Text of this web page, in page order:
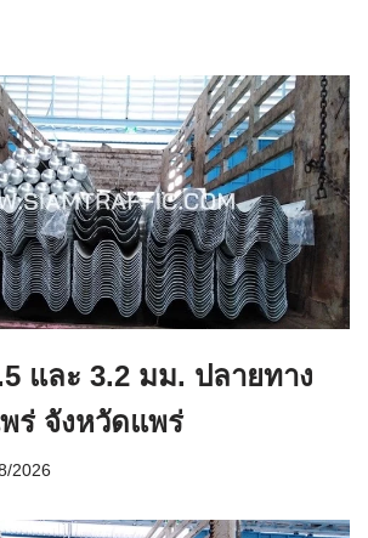
และ 3.2 มม. ปลายทาง
ร่ จังหวัดแพร่
2026